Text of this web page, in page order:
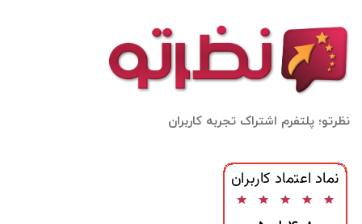
نظرتو؛ پلتفرم اشتراک تجربه کاربران